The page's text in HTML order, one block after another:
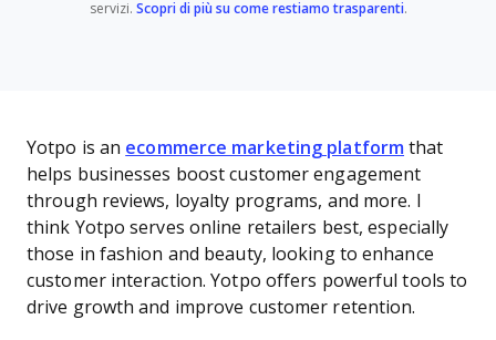
servizi. Scopri di più su come restiamo trasparenti.
Yotpo is an ecommerce marketing platform that
helps businesses boost customer engagement
through reviews, loyalty programs, and more. I
think Yotpo serves online retailers best, especially
those in fashion and beauty, looking to enhance
customer interaction. Yotpo offers powerful tools to
drive growth and improve customer retention.